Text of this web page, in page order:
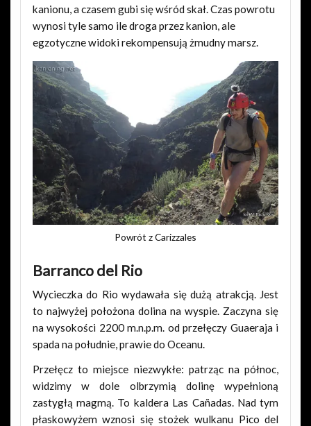
kanionu, a czasem gubi się wśród skał. Czas powrotu
wynosi tyle samo ile droga przez kanion, ale
egzotyczne widoki rekompensują żmudny marsz.
Powrót z Carizzales
Barranco del Rio
Wycieczka do Rio wydawała się dużą atrakcją. Jest
to najwyżej położona dolina na wyspie. Zaczyna się
na wysokości 2200 m.n.p.m. od przełęczy Guaeraja i
spada na południe, prawie do Oceanu.
Przełęcz to miejsce niezwykłe: patrząc na północ,
widzimy w dole olbrzymią dolinę wypełnioną
zastygłą magmą. To kaldera Las Cañadas. Nad tym
płaskowyżem wznosi się stożek wulkanu Pico del